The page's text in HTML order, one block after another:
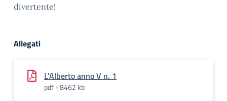
divertente!
Allegati
L'Alberto anno V n. 1
pdf - 8462 kb